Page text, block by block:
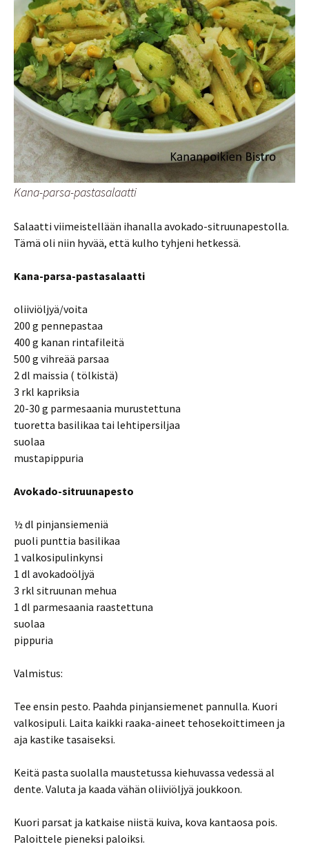
Kana-parsa-pastasalaatti
Salaatti viimeistellään ihanalla avokado-sitruunapestolla.
Tämä oli niin hyvää, että kulho tyhjeni hetkessä.
Kana-parsa-pastasalaatti
oliiviöljyä/voita
200 g pennepastaa
400 g kanan rintafileitä
500 g vihreää parsaa
2 dl maissia ( tölkistä)
3 rkl kapriksia
20-30 g parmesaania murustettuna
tuoretta basilikaa tai lehtipersiljaa
suolaa
mustapippuria
Avokado-sitruunapesto
½ dl pinjansiemeniä
puoli punttia basilikaa
1 valkosipulinkynsi
1 dl avokadoöljyä
3 rkl sitruunan mehua
1 dl parmesaania raastettuna
suolaa
pippuria
Valmistus:
Tee ensin pesto. Paahda pinjansiemenet pannulla. Kuori
valkosipuli. Laita kaikki raaka-aineet tehosekoittimeen ja
aja kastike tasaiseksi.
Keitä pasta suolalla maustetussa kiehuvassa vedessä al
dente. Valuta ja kaada vähän oliiviöljyä joukkoon.
Kuori parsat ja katkaise niistä kuiva, kova kantaosa pois.
Paloittele pieneksi paloiksi.